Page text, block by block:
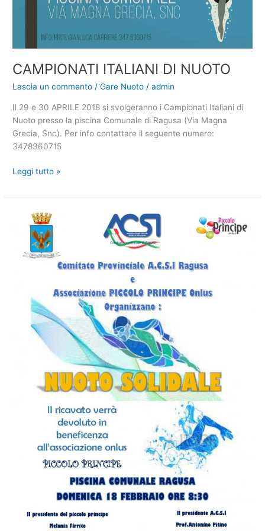
CAMPIONATI ITALIANI DI NUOTO
Lascia un commento /Gare Nuoto /admin
Il 29 e 30 APRILE 2018 si svolgeranno i Campionati Italiani di
Nuoto presso la piscina Comunale di Ragusa (Via Magna
Grecia, Snc). Per info contattare il seguente numero:
3478360715
CAMPIONATI
DI
NUOTO
Leggi tutto »